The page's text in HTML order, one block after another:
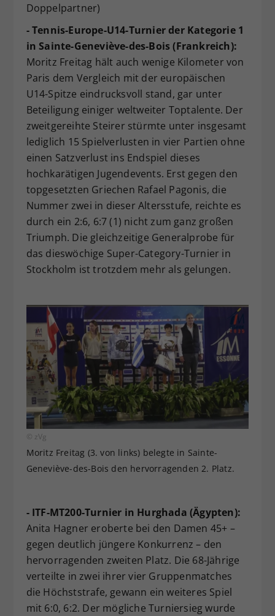
Doppelpartner)
- Tennis-Europe-U14-Turnier der Kategorie 1
in Sainte-Geneviève-des-Bois (Frankreich):
Moritz Freitag hält auch wenige Kilometer von
Paris dem Vergleich mit der europäischen
U14-Spitze eindrucksvoll stand, gar unter
Beteiligung einiger weltweiter Toptalente. Der
zweitgereihte Steirer stürmte unter insgesamt
lediglich 15 Spielverlusten in vier Partien ohne
einen Satzverlust ins Endspiel dieses
hochkarätigen Jugendevents. Erst gegen den
topgesetzten Griechen Rafael Pagonis, die
Nummer zwei in dieser Altersstufe, reichte es
durch ein 2:6, 6:7 (1) nicht zum ganz großen
Triumph. Die gleichzeitige Generalprobe für
das dieswöchige Super-Category-Turnier in
Stockholm ist trotzdem mehr als gelungen.
© zVg
Moritz Freitag (3. von links) belegte in Sainte-
Geneviève-des-Bois den hervorragenden 2. Platz.
- ITF-MT200-Turnier in Hurghada (Ägypten):
Anita Hagner eroberte bei den Damen 45+ –
gegen deutlich jüngere Konkurrenz – den
hervorragenden zweiten Platz. Die 68-Jährige
verteilte in zwei ihrer vier Gruppenmatches
die Höchststrafe, gewann ein weiteres Spiel
mit 6:0, 6:2. Der mögliche Turniersieg wurde